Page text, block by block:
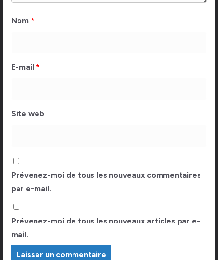
Nom *
E-mail *
Site web
Prévenez-moi de tous les nouveaux commentaires
par e-mail.
Prévenez-moi de tous les nouveaux articles par e-
mail.